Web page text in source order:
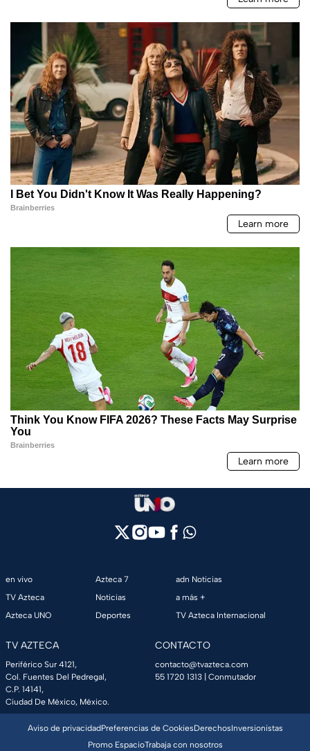
en vivo
TV Azteca
Azteca UNO
Azteca 7
Noticias
Deportes
adn Noticias
a más +
TV Azteca Internacional
TV AZTECA
Periférico Sur 4121,
Col. Fuentes Del Pedregal,
C.P. 14141,
Ciudad De México, México.
CONTACTO
contacto@tvazteca.com
55 1720 1313 | Conmutador
Aviso de privacidadPreferencias de CookiesDerechosInversionistas
Promo EspacioTrabaja con nosotros